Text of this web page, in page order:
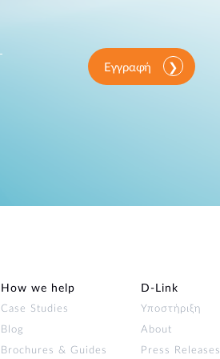
Εγγραφή
How we help
Case Studies
Blog
Brochures & Guides
D‑Link
Υποστήριξη
About
Press Releases